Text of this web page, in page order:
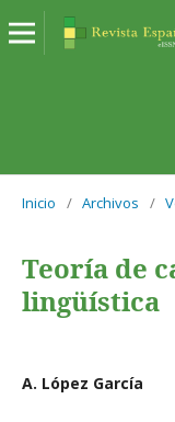
Inicio / Archivos /
Teoría de
lingüística
A. López García